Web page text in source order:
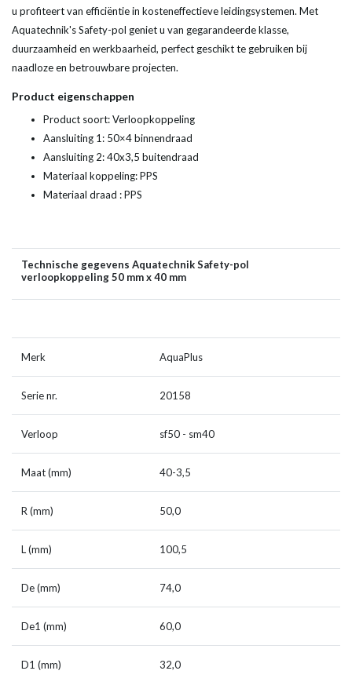
u profiteert van efficiëntie in kosteneffectieve leidingsystemen. Met
Aquatechnik's Safety-pol geniet u van gegarandeerde klasse,
duurzaamheid en werkbaarheid, perfect geschikt te gebruiken bij
naadloze en betrouwbare projecten.
Product eigenschappen
Product soort: Verloopkoppeling
Aansluiting 1: 50×4 binnendraad
Aansluiting 2: 40x3,5 buitendraad
Materiaal koppeling: PPS
Materiaal draad : PPS
Technische gegevens Aquatechnik Safety-pol
verloopkoppeling 50 mm x 40 mm
Merk AquaPlus
Serie nr. 20158
Verloop sf50 - sm40
Maat (mm) 40-3,5
R (mm) 50,0
L (mm) 100,5
De (mm) 74,0
De1 (mm) 60,0
D1 (mm) 32,0